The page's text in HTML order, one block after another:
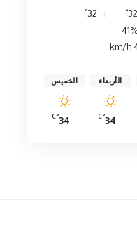
32
°
32
°
4
الأربعاء
34
°C
الخميس
34
°C